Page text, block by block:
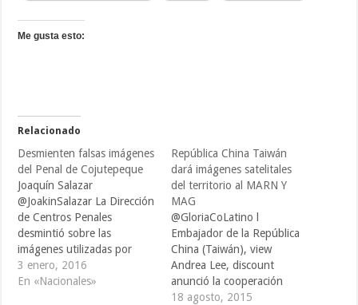
Me gusta esto:
Relacionado
Desmienten falsas imágenes
del Penal de Cojutepeque
Joaquín Salazar
@JoakinSalazar La Dirección
de Centros Penales
desmintió sobre las
imágenes utilizadas por
medios de comunicación
digitales, here las cuales
3 enero, 2016
En «Nacionales»
República China Taiwán
dará imágenes satelitales
del territorio al MARN Y
MAG
@GloriaCoLatino l
Embajador de la República
China (Taiwán), view
Andrea Lee, discount
anunció la cooperación
técnica para apoyar con
18 agosto, 2015